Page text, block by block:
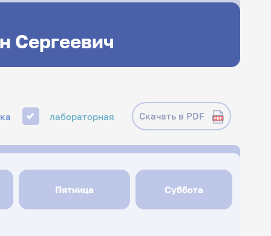
Сергеевич
лабораторная Скачать в PDF
Пятница Суббота